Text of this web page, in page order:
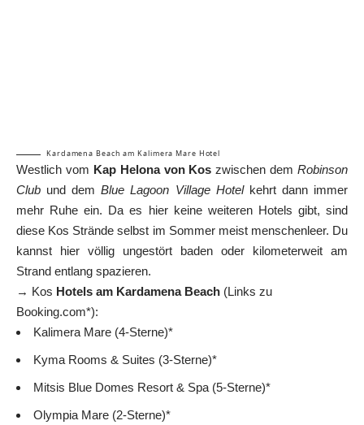
Kardamena Beach am Kalimera Mare Hotel
Westlich vom Kap Helona von Kos zwischen dem Robinson
Club und demBlue Lagoon Village Hotelkehrt dann immer
mehr Ruhe ein. Da es hier keine weiteren Hotels gibt, sind
diese Kos Strände selbst im Sommer meist menschenleer. Du
kannst hier völlig ungestört baden oder kilometerweit am
Strand entlang spazieren.
→ Kos Hotels am Kardamena Beach (Links zu
Booking.com*):
Kalimera Mare (4-Sterne)*
Kyma Rooms & Suites (3-Sterne)*
Mitsis Blue Domes Resort & Spa (5-Sterne)*
Olympia Mare (2-Sterne)*